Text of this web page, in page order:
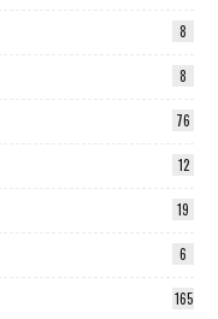
8
8
76
12
19
6
165